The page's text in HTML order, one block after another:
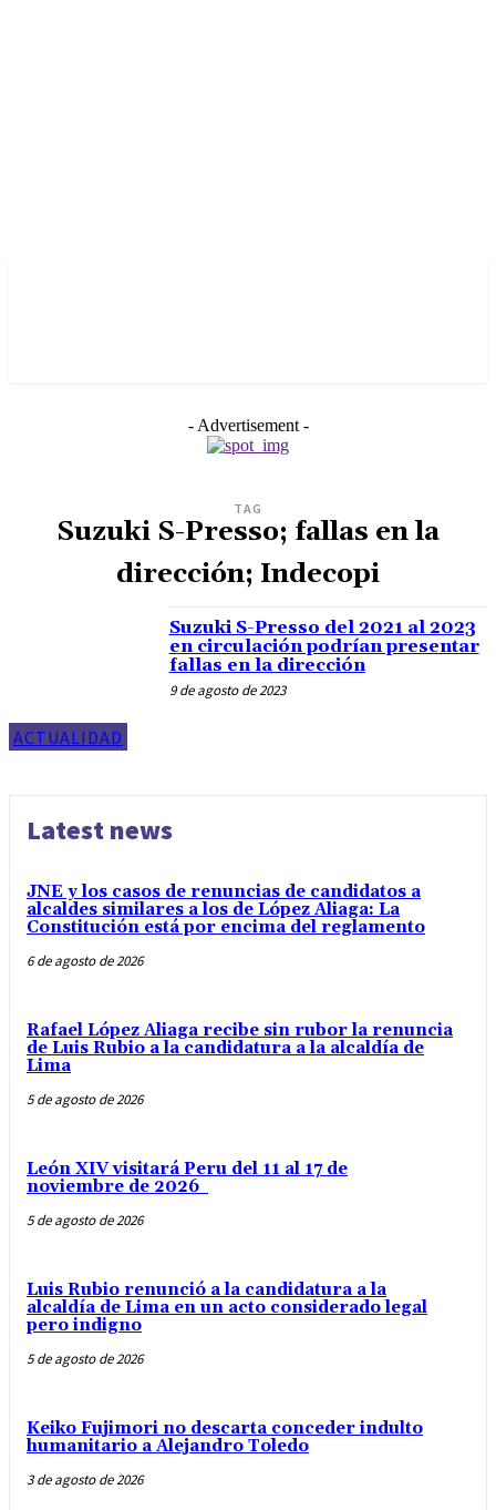
- Advertisement -
TAG
Suzuki S-Presso; fallas en la
dirección; Indecopi
ACTUALIDAD
Suzuki S-Presso del 2021 al 2023
en circulación podrían presentar
fallas en la dirección
9 de agosto de 2023
Latest news
JNE y los casos de renuncias de candidatos a
alcaldes similares a los de López Aliaga: La
Constitución está por encima del reglamento
6 de agosto de 2026
Rafael López Aliaga recibe sin rubor la renuncia
de Luis Rubio a la candidatura a la alcaldía de
Lima
5 de agosto de 2026
León XIV visitará Peru del 11 al 17 de
noviembre de 2026
5 de agosto de 2026
Luis Rubio renunció a la candidatura a la
alcaldía de Lima en un acto considerado legal
pero indigno
5 de agosto de 2026
Keiko Fujimori no descarta conceder indulto
humanitario a Alejandro Toledo
3 de agosto de 2026